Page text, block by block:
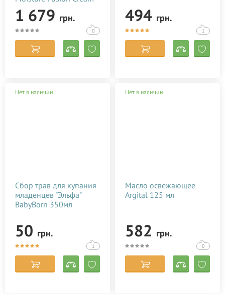
50 мл
1 679 грн.
0
494 грн.
1
Нет в наличии
Сбор трав для купания
младенцев "Эльфа"
BabyBorn 350мл
50 грн.
1
Нет в наличии
Масло освежающее
Argital 125 мл
582 грн.
0